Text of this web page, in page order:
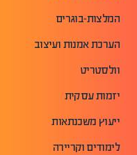
המלצות-בוגרים
הערכת אמנות ועיצוב
וולסטריט
יזמות עסקית
ייעוץ משכנתאות
לימודים וקריירה